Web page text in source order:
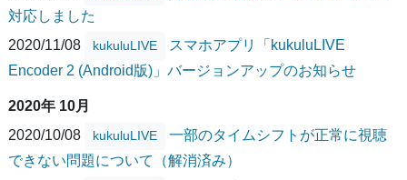
対応しました
2020/11/08
kukuluLIVE
スマホアプリ「kukuluLIVE
Encoder 2 (Android版)」バージョンアップのお知らせ
2020年 10月
2020/10/08
kukuluLIVE
一部のタイムシフトが正常に視聴
できない問題について（解消済み）